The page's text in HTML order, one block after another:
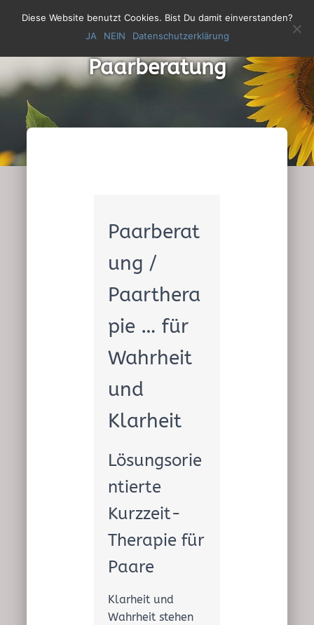
G
T
O
Paarberatung
Paarberat
ung /
Paarthera
pie … für
Wahrheit
und
Klarheit
Lösungsorie
ntierte
Kurzzeit-
Therapie für
Paare
Klarheit und
Wahrheit stehen
Diese Website benutzt Cookies. Bist Du damit einverstanden?
JA
NEIN Datenschutzerklärung